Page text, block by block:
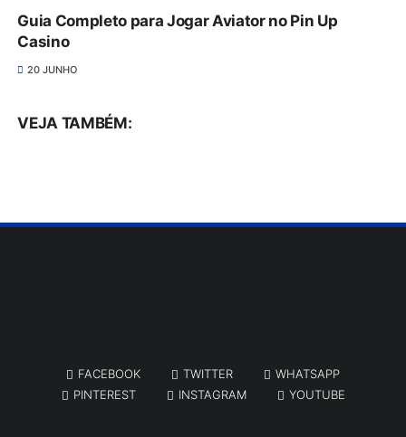
Guia Completo para Jogar Aviator no Pin Up
Casino
20 JUNHO
VEJA TAMBÉM:
FACEBOOK TWITTER
WHATSAPP
PINTEREST
INSTAGRAM YOUTUBE